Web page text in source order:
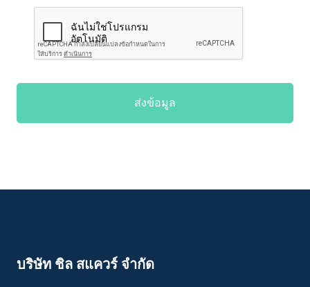
ส่งข้อมูล
บริษัท ชิล สแควร์ จำกัด